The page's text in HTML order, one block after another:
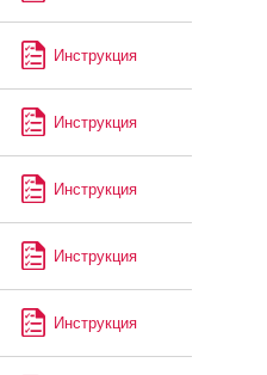
Инструкция
Инструкция
Инструкция
Инструкция
Инструкция